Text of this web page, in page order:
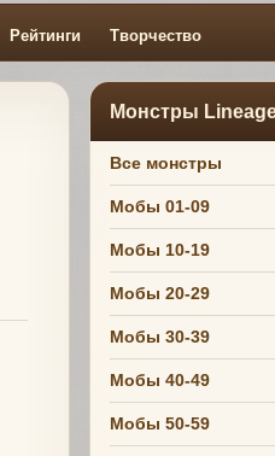
Рейтинги Творчество
Монстры
Все монстры
Мобы 01-09
Мобы 10-19
Мобы 20-29
Мобы 30-39
Мобы 40-49
Мобы 50-59